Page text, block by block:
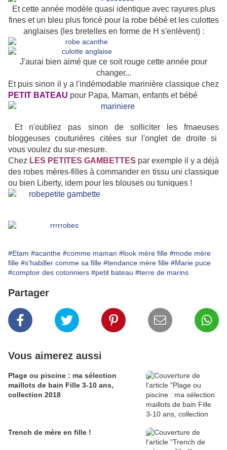
Et cette année modèle quasi identique avec rayures plus
fines et un bleu plus foncé pour la robe bébé et les culottes
anglaises (les bretelles en forme de H s'enlèvent) :
J'aurai bien aimé que ce soit rouge cette année pour
changer...
Et puis sinon il y a l'indémodable marinière classique chez
PETIT BATEAU pour Papa, Maman, enfants et bébé
Et n'oubliez pas sinon de solliciter les fmaeuses
bloggeuses couturières citées sur l'onglet de droite si
vous voulez du sur-mesure.
Chez LES PETITES GAMBETTES par exemple il y a déjà
des robes mères-filles à commander en tissu uni classique
ou bien Liberty, idem pour les blouses ou tuniques !
#Etam #acanthe #comme maman #look mère fille #mode mère
fille #s'habiller comme sa fille #tendance mère fille #Marie puce
#comptoir des cotonniers #petit bateau #terre de marins
Partager
Vous aimerez aussi
Plage ou piscine : ma sélection
maillots de bain Fille 3-10 ans,
collection 2018
Trench de mère en fille !